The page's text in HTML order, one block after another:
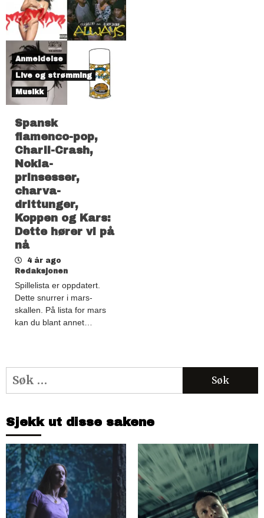
Anmeldelse
Live og strømming
Musikk
Spansk
flamenco-pop,
Charli-Crash,
Nokia-
prinsesser,
charva-
drittunger,
Koppen og Kars:
Dette hører vi på
nå
4 år ago
Redaksjonen
Spillelista er oppdatert.
Dette snurrer i mars-
skallen. På lista for mars
kan du blant annet…
Søk
etter:
Sjekk ut disse sakene